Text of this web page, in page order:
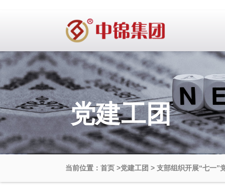
党建工团
当前位置：首页 >党建工团 > 支部组织开展“七一”